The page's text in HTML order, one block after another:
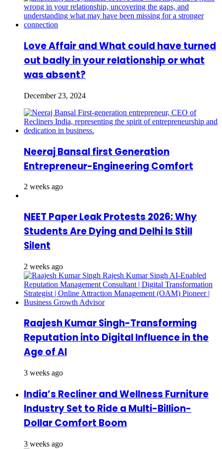
Love Affair and What could have turned
out badly in your relationship or what
was absent?
December 23, 2024
Neeraj Bansal first Generation
Entrepreneur-Engineering Comfort
2 weeks ago
NEET Paper Leak Protests 2026: Why
Students Are Dying and Delhi Is Still
Silent
2 weeks ago
Raajesh Kumar Singh-Transforming
Reputation into Digital Influence in the
Age of AI
3 weeks ago
India’s Recliner and Wellness Furniture
Industry Set to Ride a Multi-Billion-
Dollar Comfort Boom
3 weeks ago